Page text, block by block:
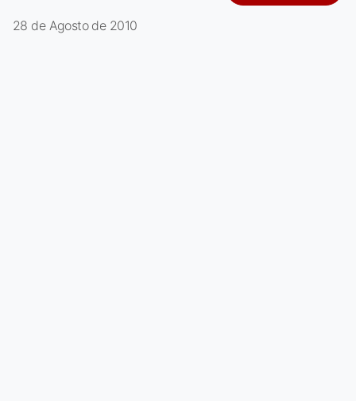
28 de Agosto de 2010